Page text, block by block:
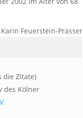
Feuerstein-Prasser
die Zitate)
des Kölner